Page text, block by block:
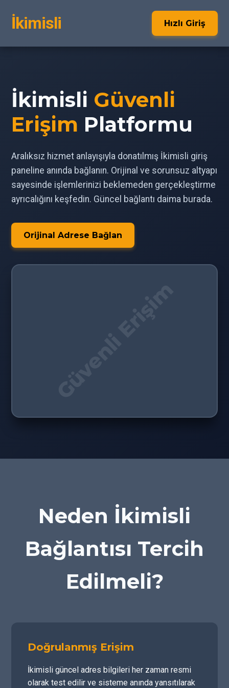
İkimisli Hızlı Giriş
İkimisli Güvenli
Erişim Platformu
Aralıksız hizmet anlayışıyla donatılmış İkimisli giriş
paneline anında bağlanın. Orijinal ve sorunsuz altyapı
sayesinde işlemlerinizi beklemeden gerçekleştirme
ayrıcalığını keşfedin. Güncel bağlantı daima burada.
Orijinal Adrese Bağlan
Neden İkimisli
Bağlantısı Tercih
Edilmeli?
Doğrulanmış Erişim
İkimisli güncel adres bilgileri her zaman resmi
olarak test edilir ve sisteme anında yansıtılarak